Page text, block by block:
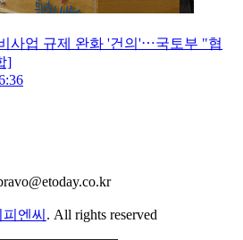
사업 규제 완화 '건의'⋯국토부 "협
]
엔씨 . All rights reserved